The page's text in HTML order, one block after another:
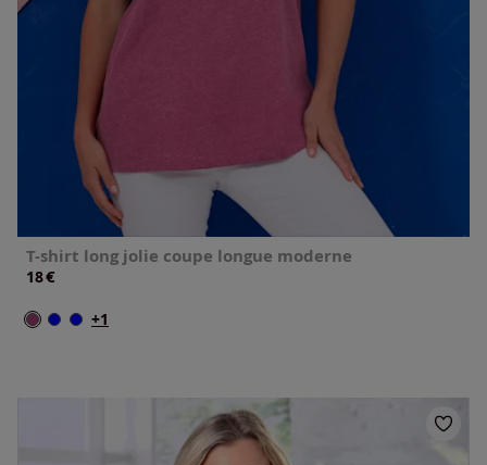
T-shirt long jolie coupe longue moderne
18€
+1